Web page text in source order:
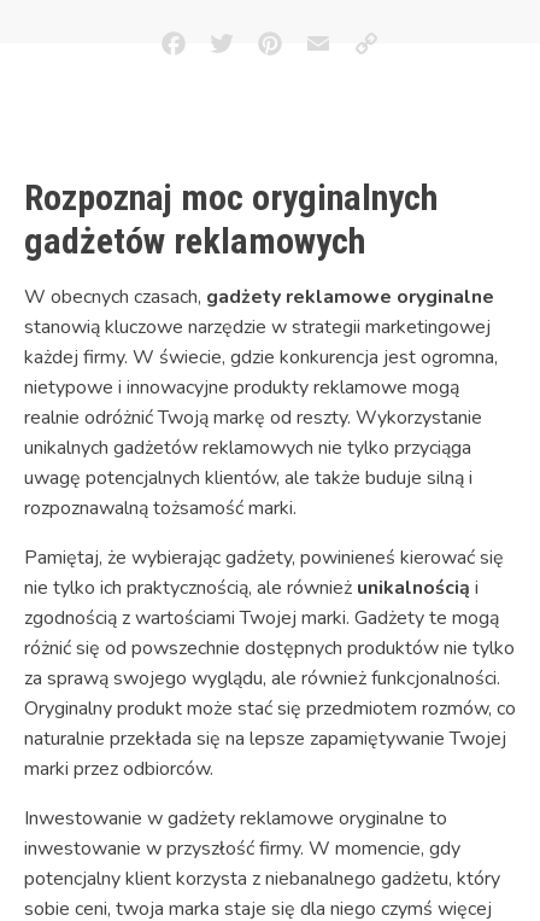
FacebookTwitterPinterestEmailCopy
Rozpoznaj moc oryginalnych
gadżetów reklamowych
W obecnych czasach, gadżety reklamowe oryginalne
stanowią kluczowe narzędzie w strategii marketingowej
każdej firmy. W świecie, gdzie konkurencja jest ogromna,
nietypowe i innowacyjne produkty reklamowe mogą
realnie odróżnić Twoją markę od reszty. Wykorzystanie
unikalnych gadżetów reklamowych nie tylko przyciąga
uwagę potencjalnych klientów, ale także buduje silną i
rozpoznawalną tożsamość marki.
Pamiętaj, że wybierając gadżety, powinieneś kierować się
nie tylko ich praktycznością, ale również unikalnością i
zgodnością z wartościami Twojej marki. Gadżety te mogą
różnić się od powszechnie dostępnych produktów nie tylko
za sprawą swojego wyglądu, ale również funkcjonalności.
Oryginalny produkt może stać się przedmiotem rozmów, co
naturalnie przekłada się na lepsze zapamiętywanie Twojej
marki przez odbiorców.
Inwestowanie w gadżety reklamowe oryginalne to
inwestowanie w przyszłość firmy. W momencie, gdy
potencjalny klient korzysta z niebanalnego gadżetu, który
sobie ceni, twoja marka staje się dla niego czymś więcej